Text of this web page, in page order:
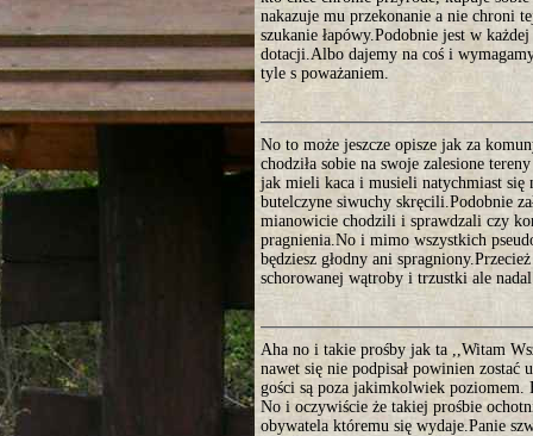
nakazuje mu przekonanie a nie chroni
szukanie łapówy.Podobnie jest w
dotacji.Albo dajemy na coś i
tyle s poważaniem.
No to może jeszcze opisze jak za
chodziła sobie na swoje zalesione
jak mieli kaca i musieli natychmiast się
butelczyne siwuchy skręcili.Podobnie
mianowicie chodzili i sprawdzali czy
pragnienia.No i mimo wszystkich
będziesz głodny ani
schorowanej wątroby i trzustki ale
Aha no i takie prośby jak ta ,,Witam
nawet się nie podpisał powinien
gości są poza jakimkolwiek poziomem.
No i oczywiście że takiej prośbie
obywatela któremu się wydaje.Panie